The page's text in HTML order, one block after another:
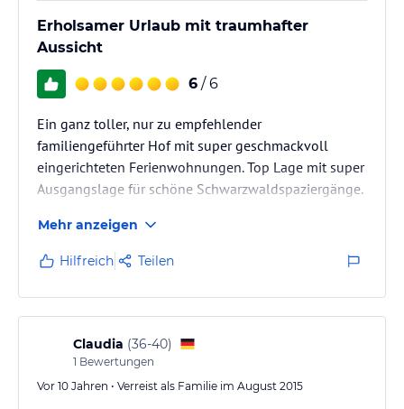
Erholsamer Urlaub mit traumhafter
Aussicht
6 / 6
Ein ganz toller, nur zu empfehlender
familiengeführter Hof mit super geschmackvoll
eingerichteten Ferienwohnungen. Top Lage mit super
Ausgangslage für schöne Schwarzwaldspaziergänge.
Beschäftigungsmöglichkeiten. Immer wieder gerne!!
Mehr anzeigen
Hilfreich Teilen
Claudia (36-40)
1 Bewertungen
Vor 10 Jahren • Verreist als Familie im August 2015